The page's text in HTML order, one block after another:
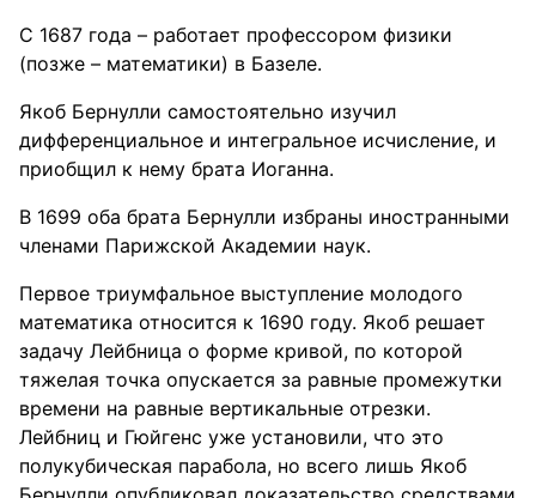
С 1687 года – работает профессором физики
(позже – математики) в Базеле.
Якоб Бернулли самостоятельно изучил
дифференциальное и интегральное исчисление, и
приобщил к нему брата Иоганна.
В 1699 оба брата Бернулли избраны иностранными
членами Парижской Академии наук.
Первое триумфальное выступление молодого
математика относится к 1690 году. Якоб решает
задачу Лейбница о форме кривой, по которой
тяжелая точка опускается за равные промежутки
времени на равные вертикальные отрезки.
Лейбниц и Гюйгенс уже установили, что это
полукубическая парабола, но всего лишь Якоб